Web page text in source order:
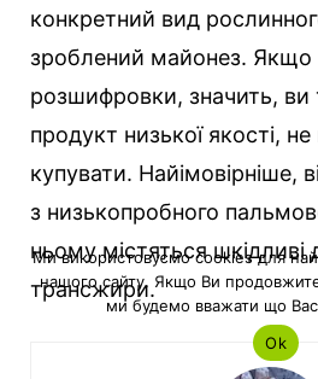
конкретний вид
зроблений майонез. Якщо
розшифровки, значить, ви
продукт низької якості,
купувати. Найімовірніше,
з низькопробного
ньому містяться
трансжири.
Ми використовуємо cookies для
нашого сайту. Якщо Ви
ми будемо вважати що
Ok